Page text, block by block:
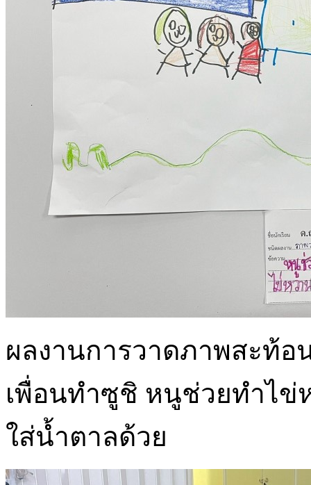
ผลงานการวาดภาพสะท้อ
เพื่อนทำซูชิ หนูช่วยทำไข่
ใส่น้ำตาลด้วย